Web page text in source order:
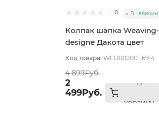
0 В наличии
Колпак шапка Weaving-
designe Дакота цвет
Молочный
Код товара: WED00200116914
4 899Руб.
2
499Руб.
В
корзину